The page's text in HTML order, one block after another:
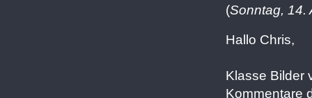
(Sonntag, 14.
Hallo Chris,
Klasse Bilder
Kommentare